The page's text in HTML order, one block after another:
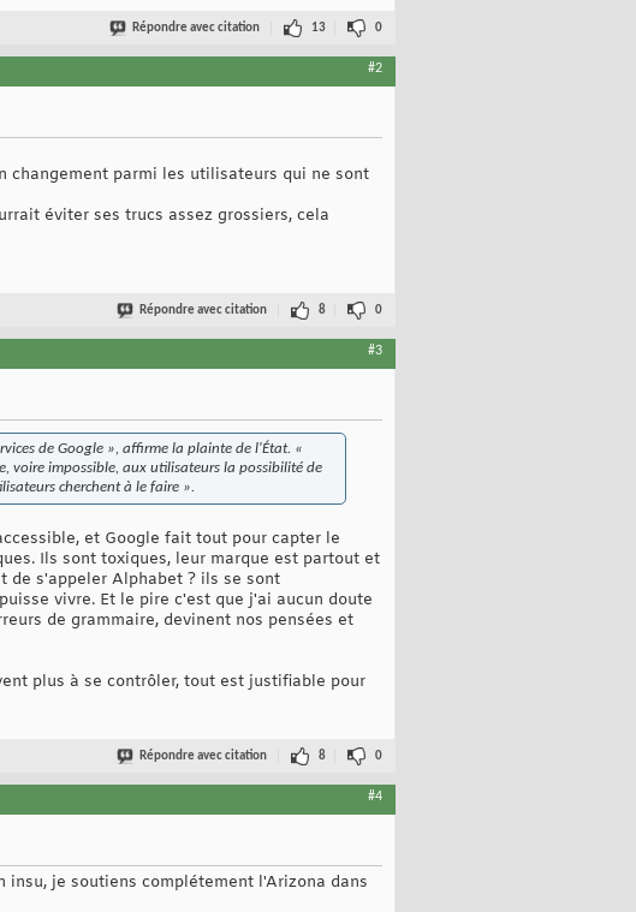
Répondre avec citation 13 0
#2
changement parmi les utilisateurs qui ne sont
éviter ses trucs assez grossiers, cela
Répondre avec citation 8 0
#3
de Google », affirme la plainte de l'État. «
voire impossible, aux utilisateurs la possibilité de
cherchent à le faire ».
et Google fait tout pour capter le
Ils sont toxiques, leur marque est partout et
de s'appeler Alphabet ? ils se sont
vivre. Et le pire c'est que j'ai aucun doute
de grammaire, devinent nos pensées et
plus à se contrôler, tout est justifiable pour
Répondre avec citation 8 0
#4
je soutiens complétement l'Arizona dans